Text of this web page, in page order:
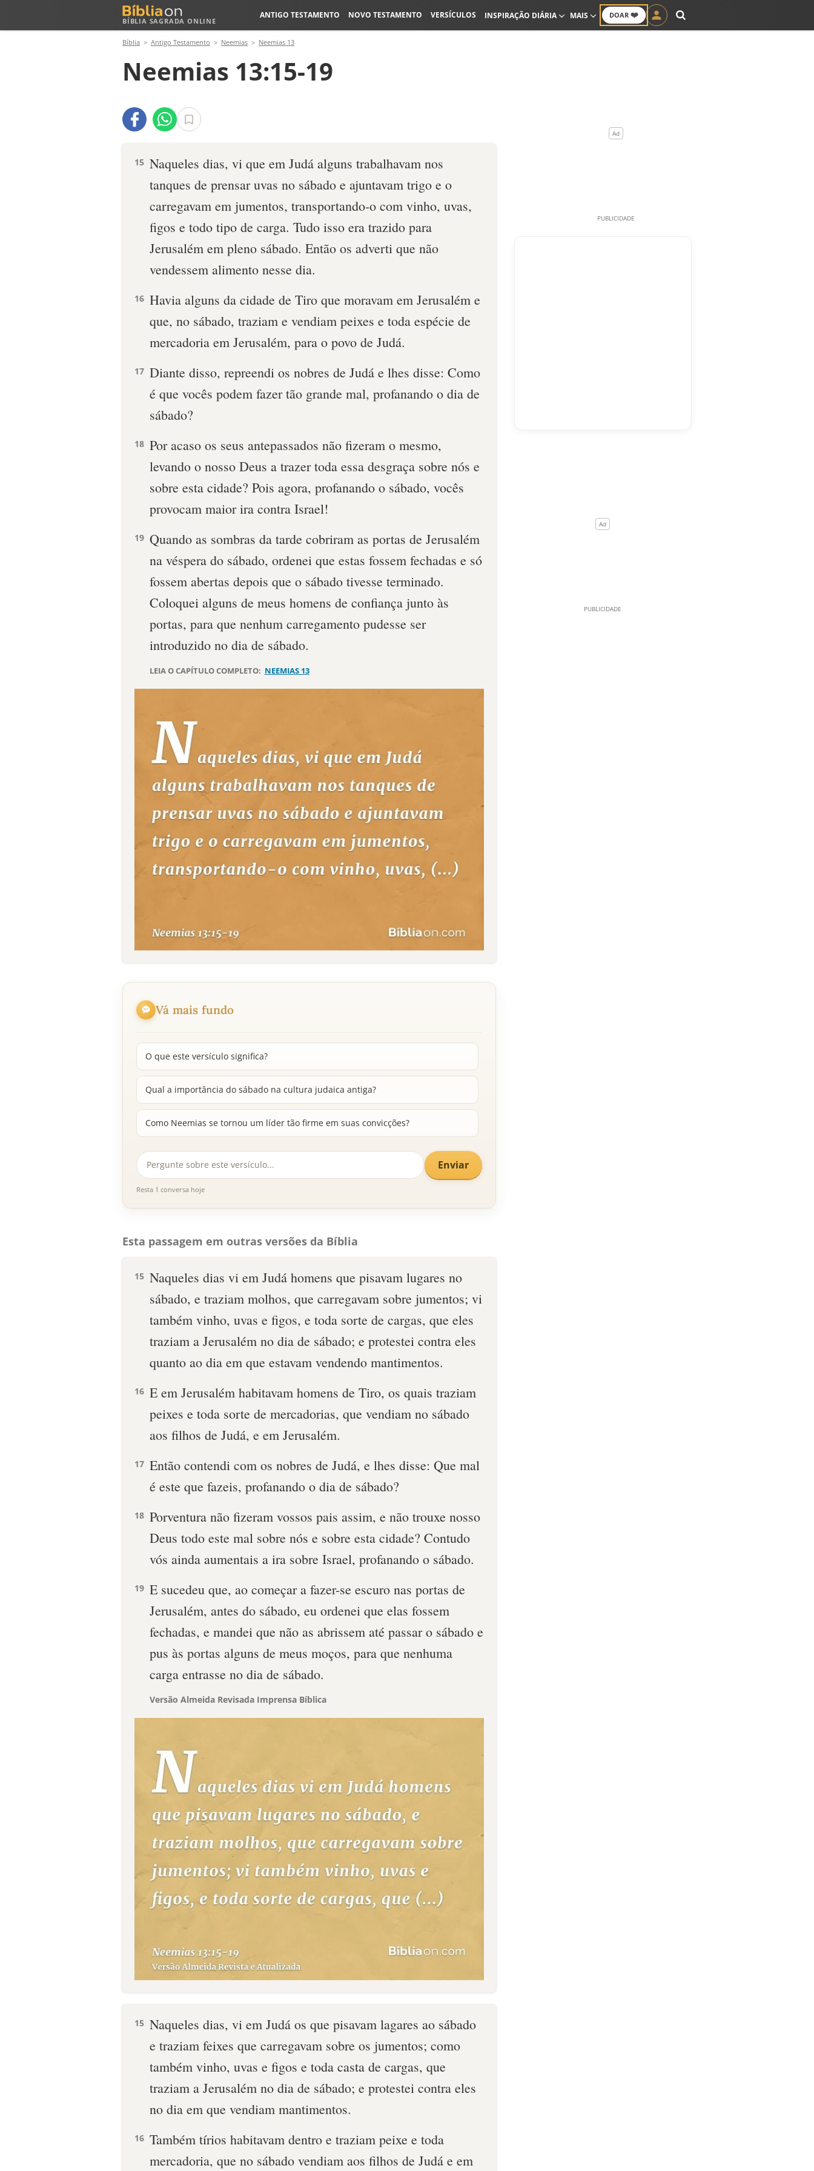
BÍBLIA SAGRADA ONLINE
DOAR ❤️
ANTIGO TESTAMENTO NOVO TESTAMENTO VERSÍCULOS INSPIRAÇÃO DIÁRIA MAIS
Bíblia Antigo Testamento Neemias Neemias 13
Neemias 13:15-19
15 Naqueles dias, vi que em Judá alguns trabalhavam nos
tanques de prensar uvas no sábado e ajuntavam trigo e o
carregavam em jumentos, transportando-o com vinho, uvas,
figos e todo tipo de carga. Tudo isso era trazido para
Jerusalém em pleno sábado. Então os adverti que não
vendessem alimento nesse dia.
16 Ha­via alguns da cidade de Tiro que moravam em Jerusalém e
que, no sábado, traziam e vendiam peixes e toda espécie de
mercadoria em Jerusalém, para o povo de Judá.
17 Diante disso, repreendi os nobres de Judá e lhes disse: Como
é que vocês podem fazer tão grande mal, profanan­do o dia de
sábado?
18 Por acaso os seus ante­passados não fizeram o mesmo,
levando o nosso Deus a trazer toda essa desgraça sobre nós e
sobre esta cidade? Pois agora, profa­nando o sábado, vocês
provocam maior ira contra Israel!
19 Quando as sombras da tarde cobri­ram as portas de Jerusalém
na véspera do sábado, ordenei que estas fossem fechadas e só
fossem abertas depois que o sábado tivesse terminado.
Coloquei alguns de meus homens de confiança junto às
portas, para que nenhum carregamento pudesse ser
introduzido no dia de sábado.
LEIA O CAPÍTULO COMPLETO: NEEMIAS 13
Vá mais fundo
O que este versículo significa?
Qual a importância do sábado na cultura judaica antiga?
Como Neemias se tornou um líder tão firme em suas convicções?
Enviar
Resta 1 conversa hoje
Esta passagem em outras versões da Bíblia
15 Naqueles dias vi em Judá homens que pisavam lugares no
sábado, e traziam molhos, que carregavam sobre jumentos; vi
também vinho, uvas e figos, e toda sorte de cargas, que eles
traziam a Jerusalém no dia de sábado; e protestei contra eles
quanto ao dia em que estavam vendendo mantimentos.
16 E em Jerusalém habitavam homens de Tiro, os quais traziam
peixes e toda sorte de mercadorias, que vendiam no sábado
aos filhos de Judá, e em Jerusalém.
17 Então contendi com os nobres de Judá, e lhes disse: Que mal
é este que fazeis, profanando o dia de sábado?
18 Porventura não fizeram vossos pais assim, e não trouxe nosso
Deus todo este mal sobre nós e sobre esta cidade? Contudo
vós ainda aumentais a ira sobre Israel, profanando o sábado.
19 E sucedeu que, ao começar a fazer-se escuro nas portas de
Jerusalém, antes do sábado, eu ordenei que elas fossem
fechadas, e mandei que não as abrissem até passar o sábado e
pus às portas alguns de meus moços, para que nenhuma
carga entrasse no dia de sábado.
Versão Almeida Revisada Imprensa Bíblica
15 Naqueles dias, vi em Judá os que pisavam lagares ao sábado
e traziam feixes que carregavam sobre os jumentos; como
também vinho, uvas e figos e toda casta de cargas, que
traziam a Jerusalém no dia de sábado; e protestei contra eles
no dia em que vendiam mantimentos.
16 Também tírios habitavam dentro e traziam peixe e toda
mercadoria, que no sábado vendiam aos filhos de Judá e em